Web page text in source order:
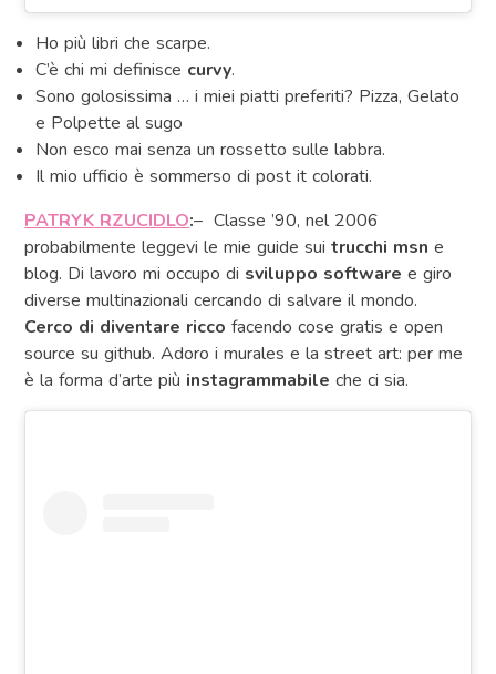
Ho più libri che scarpe.
C’è chi mi definisce curvy.
Sono golosissima … i miei piatti preferiti? Pizza, Gelato
e Polpette al sugo
Non esco mai senza un rossetto sulle labbra.
Il mio ufficio è sommerso di post it colorati.
PATRYK RZUCIDLO:– Classe ’90, nel 2006
probabilmente leggevi le mie guide suitrucchi msn e
blog. Di lavoro mi occupo di sviluppo software e giro
diverse multinazionali cercando di salvare il mondo.
Cerco di diventare ricco facendo cose gratis e open
source su github. Adoro i murales e la street art: per me
è la forma d’arte più instagrammabile che ci sia.